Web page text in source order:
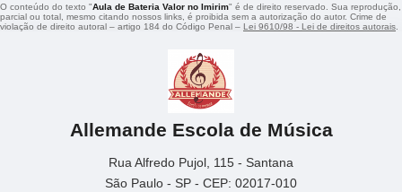
O conteúdo do texto "Aula de Bateria Valor no Imirim" é de direito reservado. Sua reprodução,
parcial ou total, mesmo citando nossos links, é proibida sem a autorização do autor. Crime de
violação de direito autoral – artigo 184 do Código Penal – Lei 9610/98 - Lei de direitos autorais
Allemande Escola de Música
Rua Alfredo Pujol, 115 - Santana
São Paulo - SP - CEP: 02017-010